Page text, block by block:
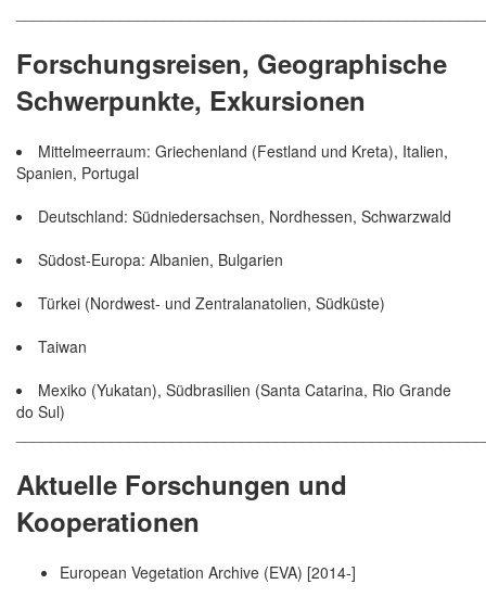
Forschungsreisen, Geographische
Schwerpunkte, Exkursionen
Mittelmeerraum: Griechenland (Festland und Kreta), Italien,
Spanien, Portugal
Deutschland: Südniedersachsen, Nordhessen, Schwarzwald
Südost-Europa: Albanien, Bulgarien
Türkei (Nordwest- und Zentralanatolien, Südküste)
Taiwan
Mexiko (Yukatan), Südbrasilien (Santa Catarina, Rio Grande
do Sul)
Aktuelle Forschungen und
Kooperationen
European Vegetation Archive (EVA) [2014-]